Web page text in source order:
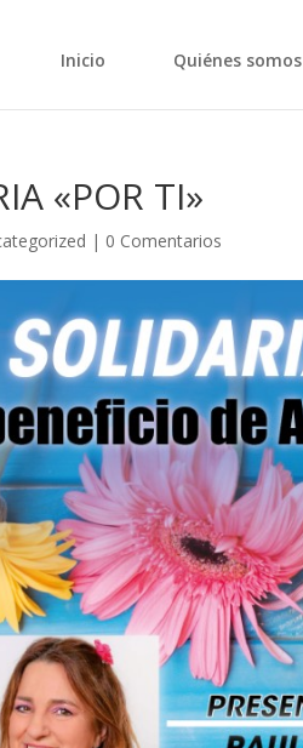
Inicio Quiénes somos
«POR TI»
| 0 Comentarios